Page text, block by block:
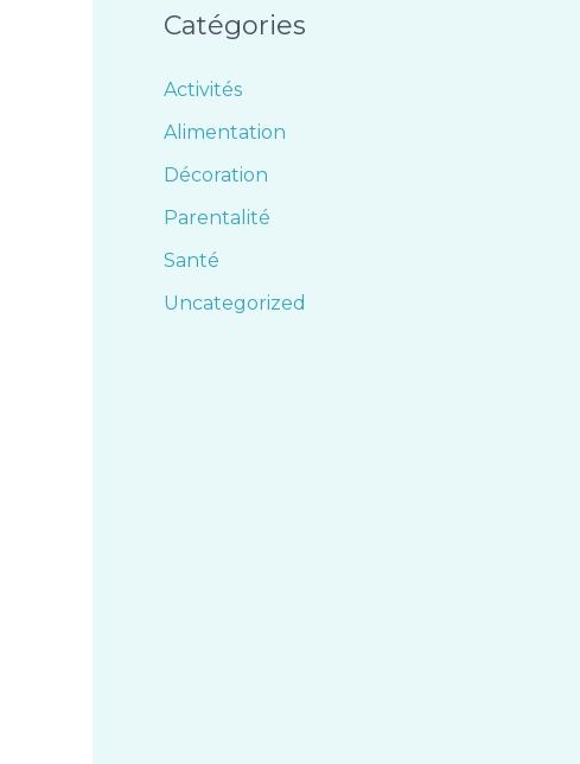
Catégories
Activités
Alimentation
Décoration
Parentalité
Santé
Uncategorized